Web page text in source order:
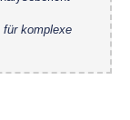
für komplexe